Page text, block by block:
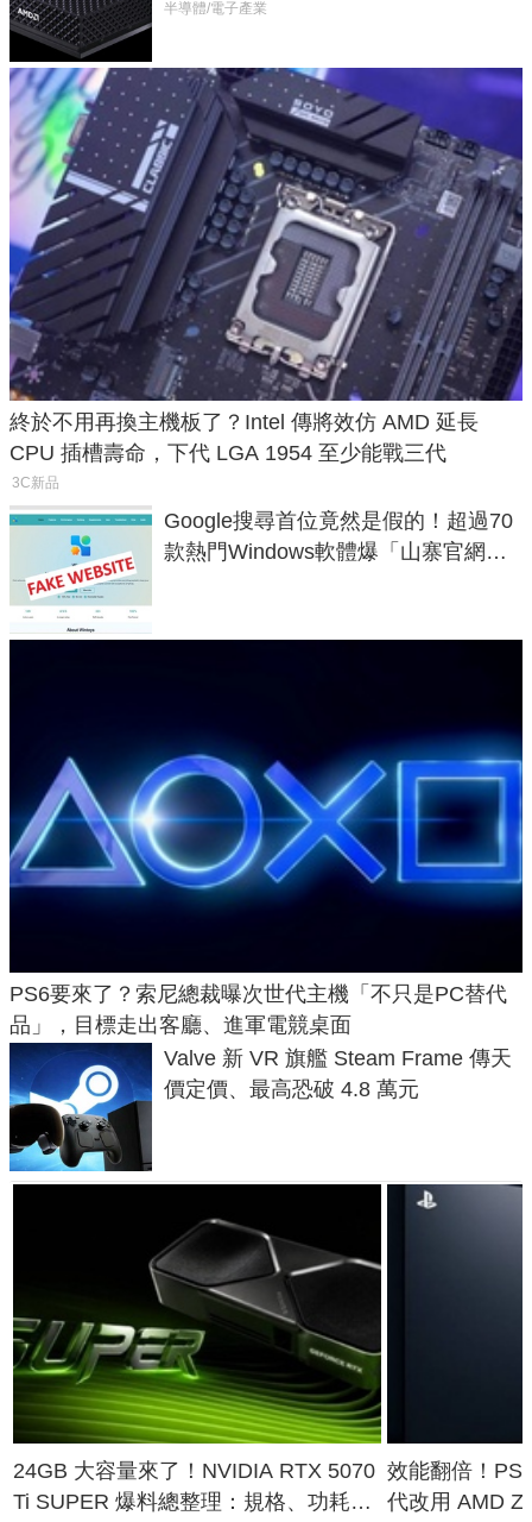
Max系列處理器與對應升級版
半導體/電子產業
終於不用再換主機板了？Intel 傳將效仿 AMD 延長
CPU 插槽壽命，下代 LGA 1954 至少能戰三代
3C新品
Google搜尋首位竟然是假的！超過70
款熱門Windows軟體爆「山寨官網」
PS6要來了？索尼總裁曝次世代主機「不只是PC替代
品」，目標走出客廳、進軍電競桌面
Valve 新 VR 旗艦 Steam Frame 傳天
價定價、最高恐破 4.8 萬元
24GB 大容量來了！NVIDIA RTX 5070
Ti SUPER 爆料總整理：規格、功耗、
效能翻倍！
代改用 AMD